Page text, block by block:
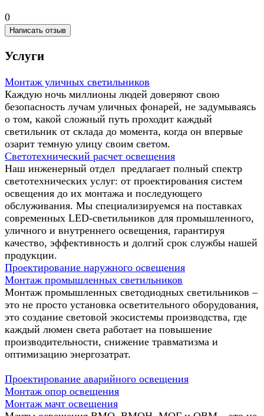
0
Написать отзыв
Услуги
Монтаж уличных светильников
Каждую ночь миллионы людей доверяют свою
безопасность лучам уличных фонарей, не задумываясь
о том, какой сложный путь проходит каждый
светильник от склада до момента, когда он впервые
озарит темную улицу своим светом.
Светотехнический расчет освещения
Наш инженерный отдел предлагает полный спектр
светотехнических услуг: от проектирования систем
освещения до их монтажа и последующего
обслуживания. Мы специализируемся на поставках
современных LED-светильников для промышленного,
уличного и внутреннего освещения, гарантируя
качество, эффективность и долгий срок службы нашей
продукции.
Проектирование наружного освещения
Монтаж промышленных светильников
Монтаж промышленных светодиодных светильников –
это не просто установка осветительного оборудования,
это создание световой экосистемы производства, где
каждый люмен света работает на повышение
производительности, снижение травматизма и
оптимизацию энергозатрат.
Проектирование аварийного освещения
Монтаж опор освещения
Монтаж мачт освещения